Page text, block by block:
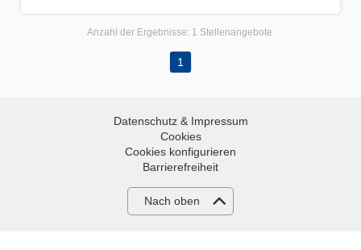
Anzahl der Ergebnisse: 1 Stellenangebote
1
Datenschutz & Impressum
Cookies
Cookies konfigurieren
Barrierefreiheit
Nach oben